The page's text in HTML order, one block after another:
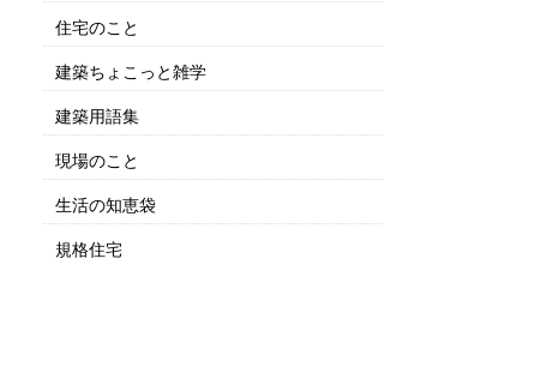
住宅のこと
建築ちょこっと雑学
建築用語集
現場のこと
生活の知恵袋
規格住宅